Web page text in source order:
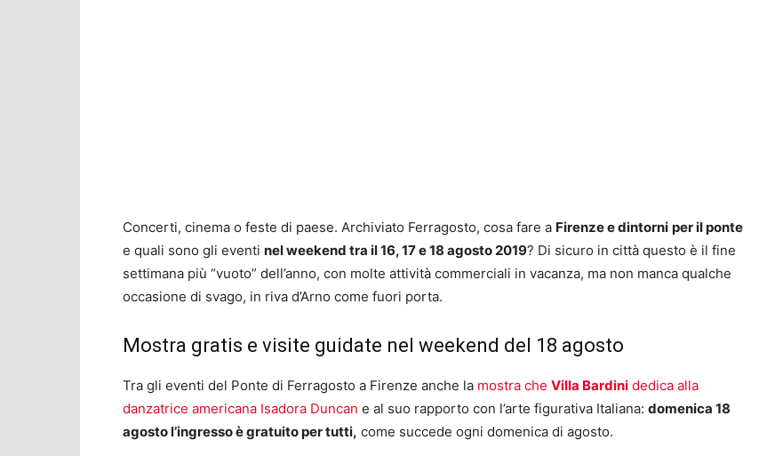
Concerti, cinema o feste di paese. Archiviato Ferragosto, cosa fare a Firenze e dintorni per il ponte
e quali sono gli eventi nel weekend tra il 16, 17 e 18 agosto 2019? Di sicuro in città questo è il fine
settimana più “vuoto” dell’anno, con molte attività commerciali in vacanza, ma non manca qualche
occasione di svago, in riva d’Arno come fuori porta.
Mostra gratis e visite guidate nel weekend del 18 agosto
Tra gli eventi del Ponte di Ferragosto a Firenze anche la mostra che Villa Bardini dedica alla
danzatrice americana Isadora Duncan e al suo rapporto con l’arte figurativa Italiana: domenica 18
agosto l’ingresso è gratuito per tutti, come succede ogni domenica di agosto.